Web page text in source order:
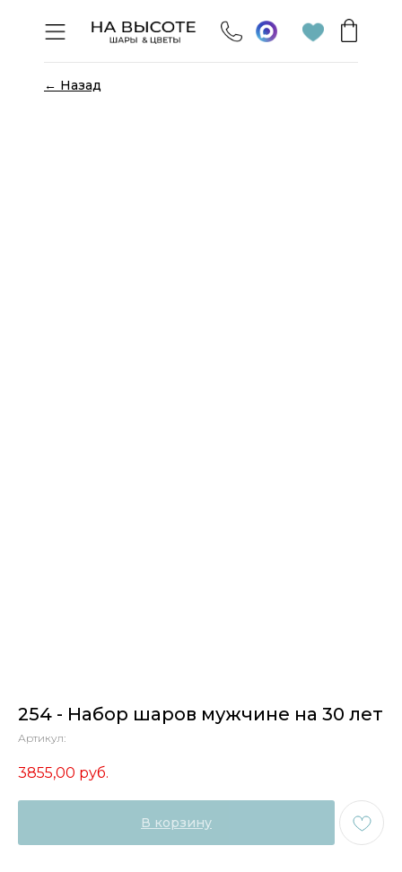
← Назад
254 - Набор шаров мужчине на 30 лет
Артикул:
3855,00 руб.
В корзину